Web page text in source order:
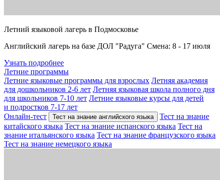
Летний языковой лагерь в Подмосковье
Английский лагерь на базе ДОЛ "Радуга" Смена: 8 - 17 июля
Узнать подробнее
Летние программы
Летние языковые программы для взрослых Летняя академия
для дошкольников 2-6 лет Летняя языковая школа полного дня
для школьников 7-10 лет Летние языковые курсы для детей
и подростков 7-17 лет
Онлайн-тест
Тест на знание английского языка
Тест на знание
китайского языка Тест на знание испанского языка Тест на
знание итальянского языка Тест на знание французского языка
Тест на знание немецкого языка